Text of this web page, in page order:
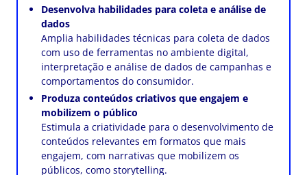
Desenvolva habilidades para coleta e análise de
dados
Amplia habilidades técnicas para coleta de dados
com uso de ferramentas no ambiente digital,
interpretação e análise de dados de campanhas e
comportamentos do consumidor.
Produza conteúdos criativos que engajem e
mobilizem o público
Estimula a criatividade para o desenvolvimento de
conteúdos relevantes em formatos que mais
engajem, com narrativas que mobilizem os
públicos, como storytelling.